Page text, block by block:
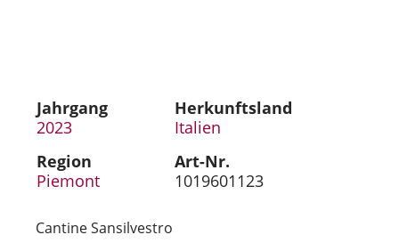
Jahrgang
2023
Herkunftsland
Italien
Region
Piemont
Art-Nr.
1019601123
Cantine Sansilvestro